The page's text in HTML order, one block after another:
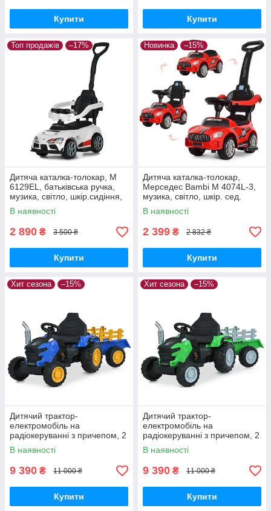
Купити Купити
Топ продажів –17%
Дитяча каталка-толокар, M
6129EL, батьківська ручка,
музика, світло, шкір.сидіння,
EVA, MP3, USB, TF
В наявності
2 890 ₴ 3 500 ₴
Купити
Новинка –15%
Дитяча каталка-толокар,
Мерседес Bambi M 4074L-3,
музика, світло, шкір. сед.
Червоний
В наявності
2 399 ₴ 2 832 ₴
Купити
Хит сезона –15%
Дитячий трактор-
електромобіль на
радіокеруванні з причепом, 2
мотора35W, 1аккум12V7AH,
колесаEVA, кож.сіденье,
світло, TF
В наявності
9 390 ₴ 11 000 ₴
Купити
Хит сезона –15%
Дитячий трактор-
електромобіль на
радіокеруванні з причепом, 2
мотора35W, 1аккум12V7AH,
колесаEVA, кож.сіденье,
світло, TF
В наявності
9 390 ₴ 11 000 ₴
Купити